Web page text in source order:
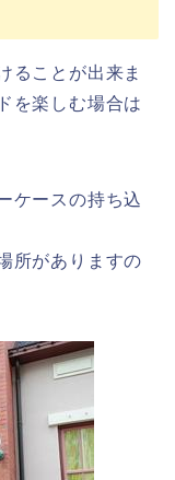
ることが出来ま
を楽しむ場合は
ケースの持ち込
所がありますの